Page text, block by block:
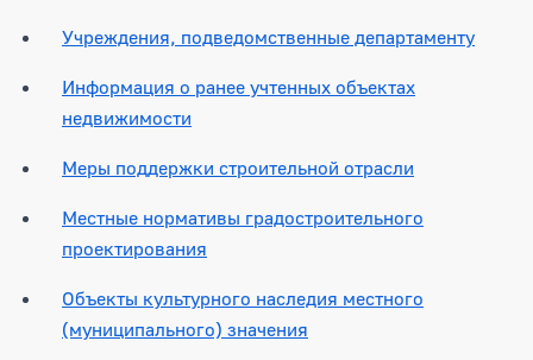
Учреждения, подведомственные департаменту
Информация о ранее учтенных объектах
недвижимости
Меры поддержки строительной отрасли
Местные нормативы градостроительного
проектирования
Объекты культурного наследия местного
(муниципального) значения